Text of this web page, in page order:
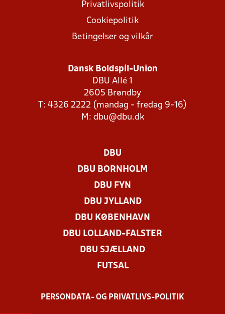
Privatlivspolitik
Cookiepolitik
Betingelser og vilkår
Dansk Boldspil-Union
DBU Allé 1
2605 Brøndby
T: 4326 2222 (mandag - fredag 9-16)
M: dbu@dbu.dk
DBU
DBU BORNHOLM
DBU FYN
DBU JYLLAND
DBU KØBENHAVN
DBU LOLLAND-FALSTER
DBU SJÆLLAND
FUTSAL
PERSONDATA- OG PRIVATLIVS-POLITIK